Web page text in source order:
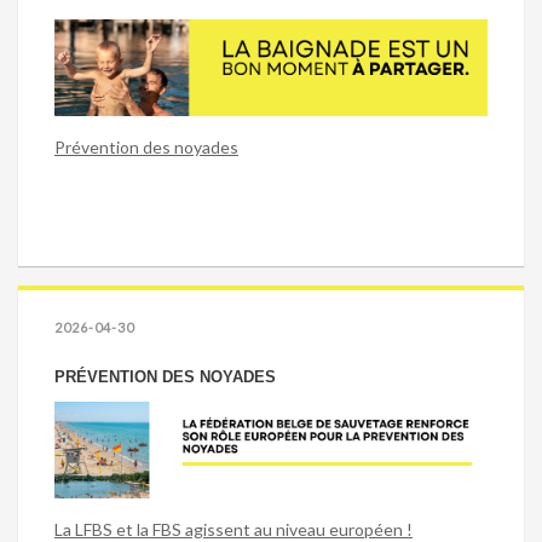
Prévention des noyades
2026-04-30
PRÉVENTION DES NOYADES
La LFBS et la FBS agissent au niveau européen !